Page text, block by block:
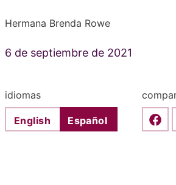
Hermana Brenda Rowe
6 de septiembre de 2021
idiomas
English Español